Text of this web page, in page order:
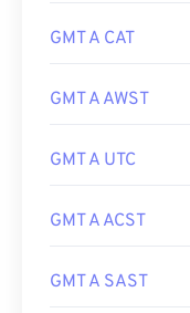
GMT A CAT
GMT A AWST
GMT A UTC
GMT A ACST
GMT A SAST